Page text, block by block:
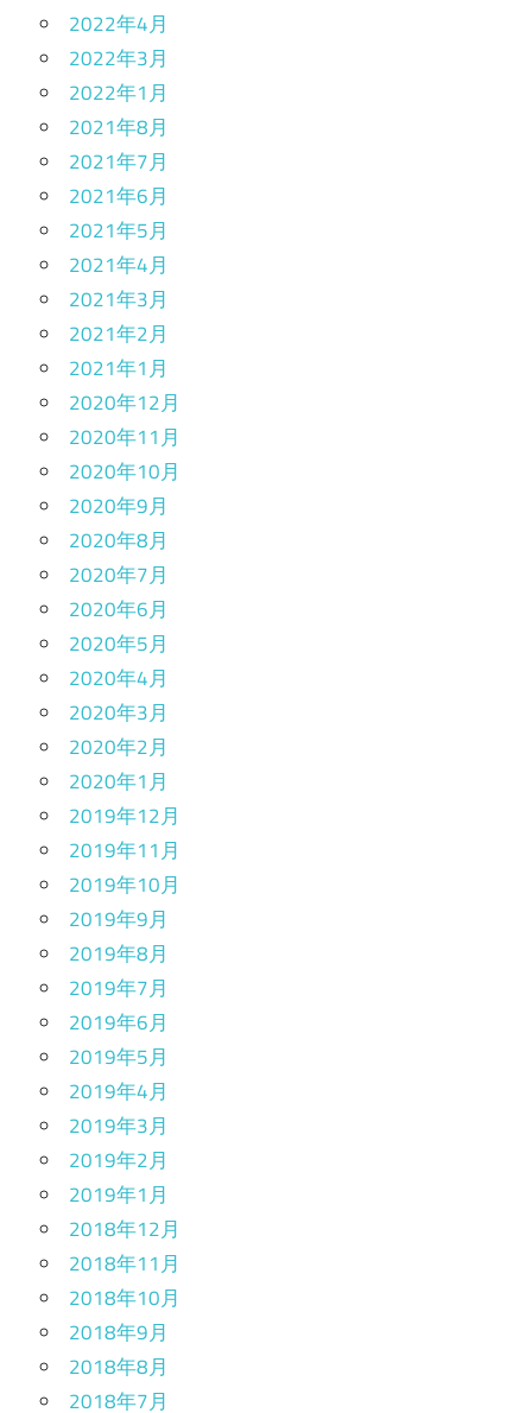
2022年4月
2022年3月
2022年1月
2021年8月
2021年7月
2021年6月
2021年5月
2021年4月
2021年3月
2021年2月
2021年1月
2020年12月
2020年11月
2020年10月
2020年9月
2020年8月
2020年7月
2020年6月
2020年5月
2020年4月
2020年3月
2020年2月
2020年1月
2019年12月
2019年11月
2019年10月
2019年9月
2019年8月
2019年7月
2019年6月
2019年5月
2019年4月
2019年3月
2019年2月
2019年1月
2018年12月
2018年11月
2018年10月
2018年9月
2018年8月
2018年7月